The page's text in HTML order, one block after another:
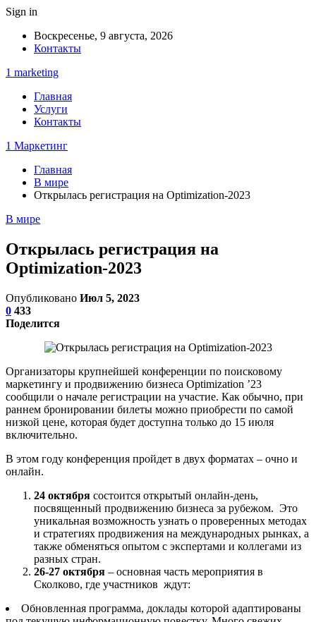
Sign in
Воскресенье, 9 августа, 2026
Контакты
1 marketing
Главная
Услуги
Контакты
1 Маркетинг
Главная
В мире
Открылась регистрация на Optimization-2023
В мире
Открылась регистрация на
Optimization-2023
Опубликовано Июл 5, 2023
0 433
Поделится
Организаторы крупнейшей конференции по поисковому
маркетингу и продвижению бизнеса Optimization ’23
сообщили о начале регистрации на участие. Как обычно, при
раннем бронировании билеты можно приобрести по самой
низкой цене, которая будет доступна только до 15 июля
включительно.
В этом году конференция пройдет в двух форматах – очно и
онлайн.
24 октября состоится открытый онлайн-день,
посвященный продвижению бизнеса за рубежом. Это
уникальная возможность узнать о проверенных методах
и стратегиях продвижения на международных рынках, а
также обменяться опытом с экспертами и коллегами из
разных стран.
26-27 октября – основная часть мероприятия в
Сколково, где участников ждут:
Обновленная программа, доклады которой адаптированы